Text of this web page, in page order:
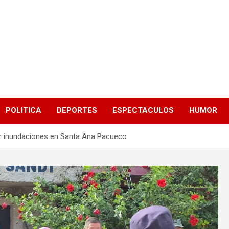
POLITICA DEPORTES ESPECTACULOS HUMOR
en Santa Ana Pacueco